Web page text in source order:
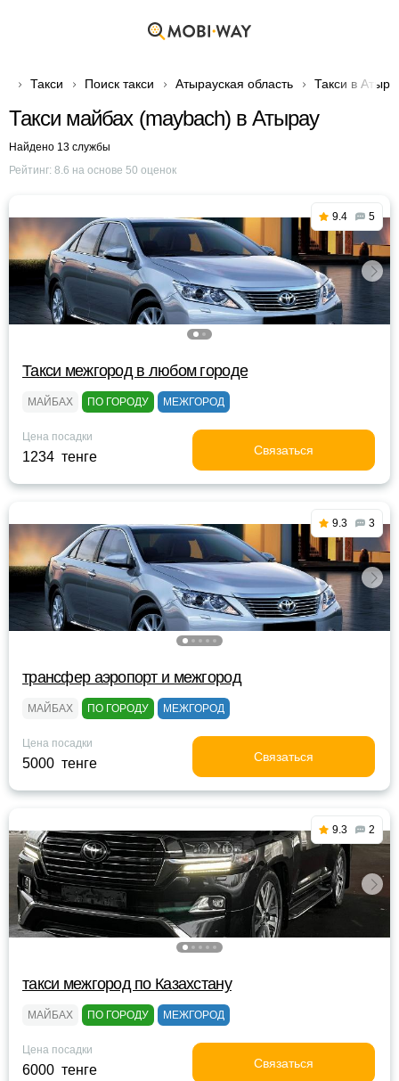
Такси Поиск такси Атырауская область Такси в
Такси майбах (maybach) в Атырау
Найдено 13 службы
Рейтинг: 8.6 на основе 50 оценок
9.4 5
Такси межгород в любом городе
МАЙБАХ ПО ГОРОДУ МЕЖГОРОД
Цена посадки
1234 тенге Связаться
9.3 3
трансфер аэропорт и межгород
МАЙБАХ ПО ГОРОДУ МЕЖГОРОД
Цена посадки
5000 тенге Связаться
9.3 2
такси межгород по Казахстану
МАЙБАХ ПО ГОРОДУ МЕЖГОРОД
Цена посадки
6000 тенге Связаться